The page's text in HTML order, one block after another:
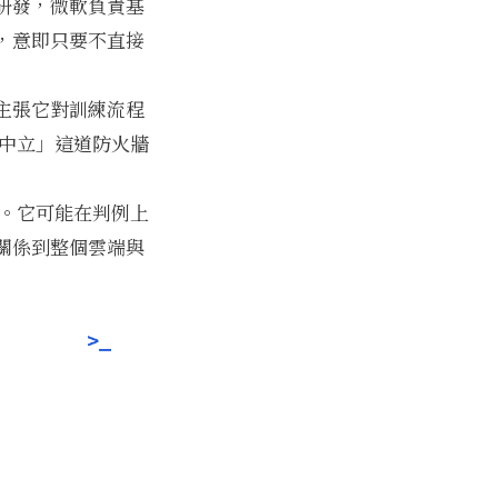
意即只要不直接
張它對訓練流程
立」這道防火牆
它可能在判例上
係到整個雲端與